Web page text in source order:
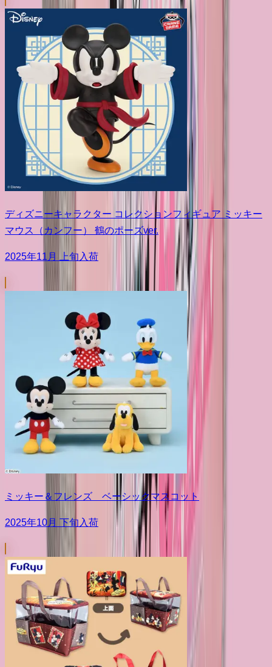
ディズニーキャラクター コレクションフィギュア ミッキー
マウス（カンフー） 鶴のポーズver.
2025年11月 上旬入荷
ミッキー＆フレンズ ベーシックマスコット
2025年10月 下旬入荷